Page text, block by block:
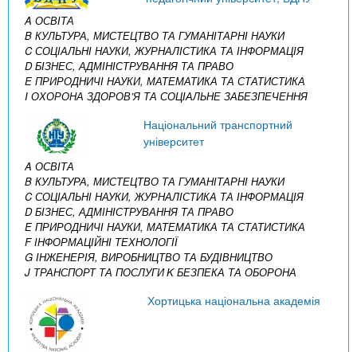
A ОСВІТА
B КУЛЬТУРА, МИСТЕЦТВО ТА ГУМАНІТАРНІ НАУКИ
C СОЦІАЛЬНІ НАУКИ, ЖУРНАЛІСТИКА ТА ІНФОРМАЦІЯ
D БІЗНЕС, АДМІНІСТРУВАННЯ ТА ПРАВО
E ПРИРОДНИЧІ НАУКИ, МАТЕМАТИКА ТА СТАТИСТИКА
I ОХОРОНА ЗДОРОВ’Я ТА СОЦІАЛЬНЕ ЗАБЕЗПЕЧЕННЯ
Національний транспортний
університет
A ОСВІТА
B КУЛЬТУРА, МИСТЕЦТВО ТА ГУМАНІТАРНІ НАУКИ
C СОЦІАЛЬНІ НАУКИ, ЖУРНАЛІСТИКА ТА ІНФОРМАЦІЯ
D БІЗНЕС, АДМІНІСТРУВАННЯ ТА ПРАВО
E ПРИРОДНИЧІ НАУКИ, МАТЕМАТИКА ТА СТАТИСТИКА
F ІНФОРМАЦІЙНІ ТЕХНОЛОГІЇ
G ІНЖЕНЕРІЯ, ВИРОБНИЦТВО ТА БУДІВНИЦТВО
J ТРАНСПОРТ ТА ПОСЛУГИK БЕЗПЕКА ТА ОБОРОНА
Хортицька національна академія